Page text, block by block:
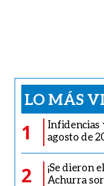
LO MÁS
1
Infidencias
agosto de
2
¡Se dieron
Achurra